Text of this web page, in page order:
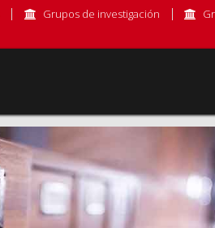
Grupos de investigación